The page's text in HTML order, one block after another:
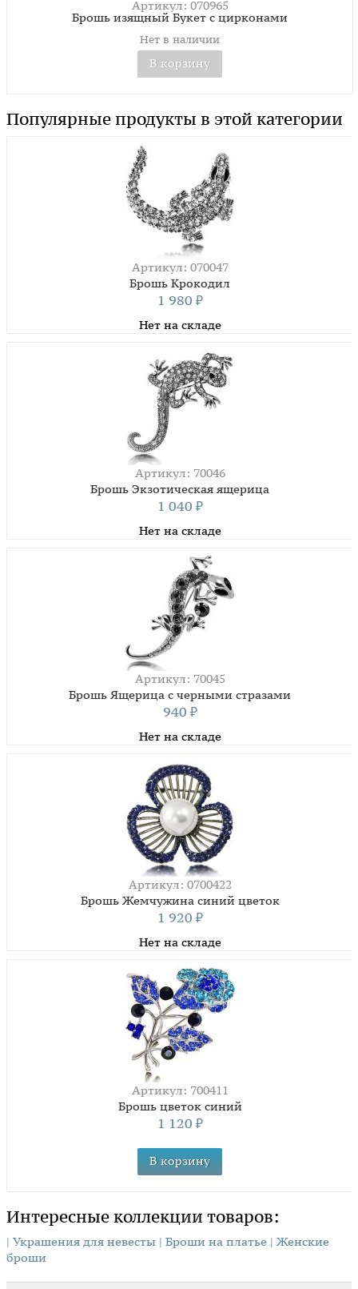
Артикул: 070965
Брошь изящный Букет с цирконами
Нет в наличии
В корзину
Популярные продукты в этой категории
Артикул: 070047
Брошь Крокодил
1 980 ₽
Нет на складе
Артикул: 70046
Брошь Экзотическая ящерица
1 040 ₽
Нет на складе
Артикул: 70045
Брошь Ящерица с черными стразами
940 ₽
Нет на складе
Артикул: 0700422
Брошь Жемчужина синий цветок
1 920 ₽
Нет на складе
Артикул: 700411
Брошь цветок синий
1 120 ₽
Интересные коллекции товаров:
| Украшения для невесты | Броши на платье | Женские
броши